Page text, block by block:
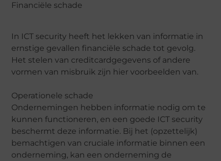
Financiële schade
In ICT security heeft het lekken van informatie in
ernstige gevallen financiële schade tot gevolg.
Het stelen van creditcardgegevens of andere
vormen van misbruik zijn hier voorbeelden van.
Operationele schade
Ondernemingen hebben informatie nodig om te
kunnen functioneren, en een goede ICT security
beschermt deze informatie. Bij het (opzettelijk)
bemachtigen van cruciale informatie binnen een
onderneming, kan een onderneming de